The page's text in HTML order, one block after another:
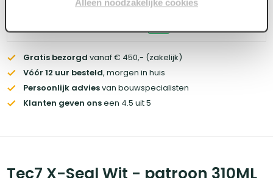
Alleen noodzakelijke cookies
Gratis bezorgd vanaf € 450,- (zakelijk)
Vóór 12 uur besteld, morgen in huis
Persoonlijk adviesvan bouwspecialisten
Klanten geven onseen 4.5 uit 5
Tec7 X-Seal Wit - patroon 310ML